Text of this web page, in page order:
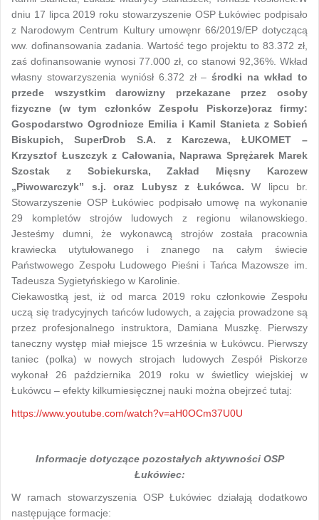
dniu 17 lipca 2019 roku stowarzyszenie OSP Łukówiec podpisało
z Narodowym Centrum Kultury umowęnr 66/2019/EP dotyczącą
ww. dofinansowania zadania. Wartość tego projektu to 83.372 zł,
zaś dofinansowanie wynosi 77.000 zł, co stanowi 92,36%. Wkład
własny stowarzyszenia wyniósł 6.372 zł –środki na wkład to
przede wszystkim darowizny przekazane przez osoby
fizyczne (w tym członków Zespołu Piskorze)oraz firmy:
Gospodarstwo Ogrodnicze Emilia i Kamil Stanieta z Sobień
Biskupich, SuperDrob S.A. z Karczewa, ŁUKOMET –
Krzysztof Łuszczyk z Całowania, Naprawa Sprężarek Marek
Szostak z Sobiekurska, Zakład Mięsny Karczew
„Piwowarczyk” s.j. oraz Lubysz z Łukówca. W lipcu br.
Stowarzyszenie OSP Łukówiec podpisało umowę na wykonanie
29 kompletów strojów ludowych z regionu wilanowskiego.
Jesteśmy dumni, że wykonawcą strojów została pracownia
krawiecka utytułowanego i znanego na całym świecie
Państwowego Zespołu Ludowego Pieśni i Tańca Mazowsze im.
Tadeusza Sygietyńskiego w Karolinie.
Ciekawostką jest, iż od marca 2019 roku członkowie Zespołu
uczą się tradycyjnych tańców ludowych, a zajęcia prowadzone są
przez profesjonalnego instruktora, Damiana Muszkę. Pierwszy
taneczny występ miał miejsce 15 września w Łukówcu. Pierwszy
taniec (polka) w nowych strojach ludowych Zespół Piskorze
wykonał 26 października 2019 roku w świetlicy wiejskiej w
Łukówcu – efekty kilkumiesięcznej nauki można obejrzeć tutaj:
https://www.youtube.com/watch?v=aH0OCm37U0U
Informacje dotyczące pozostałych aktywności OSP
Łukówiec:
W ramach stowarzyszenia OSP Łukówiec działają dodatkowo
następujące formacje: